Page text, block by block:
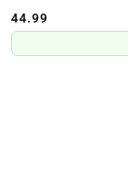
Cena:
44.99